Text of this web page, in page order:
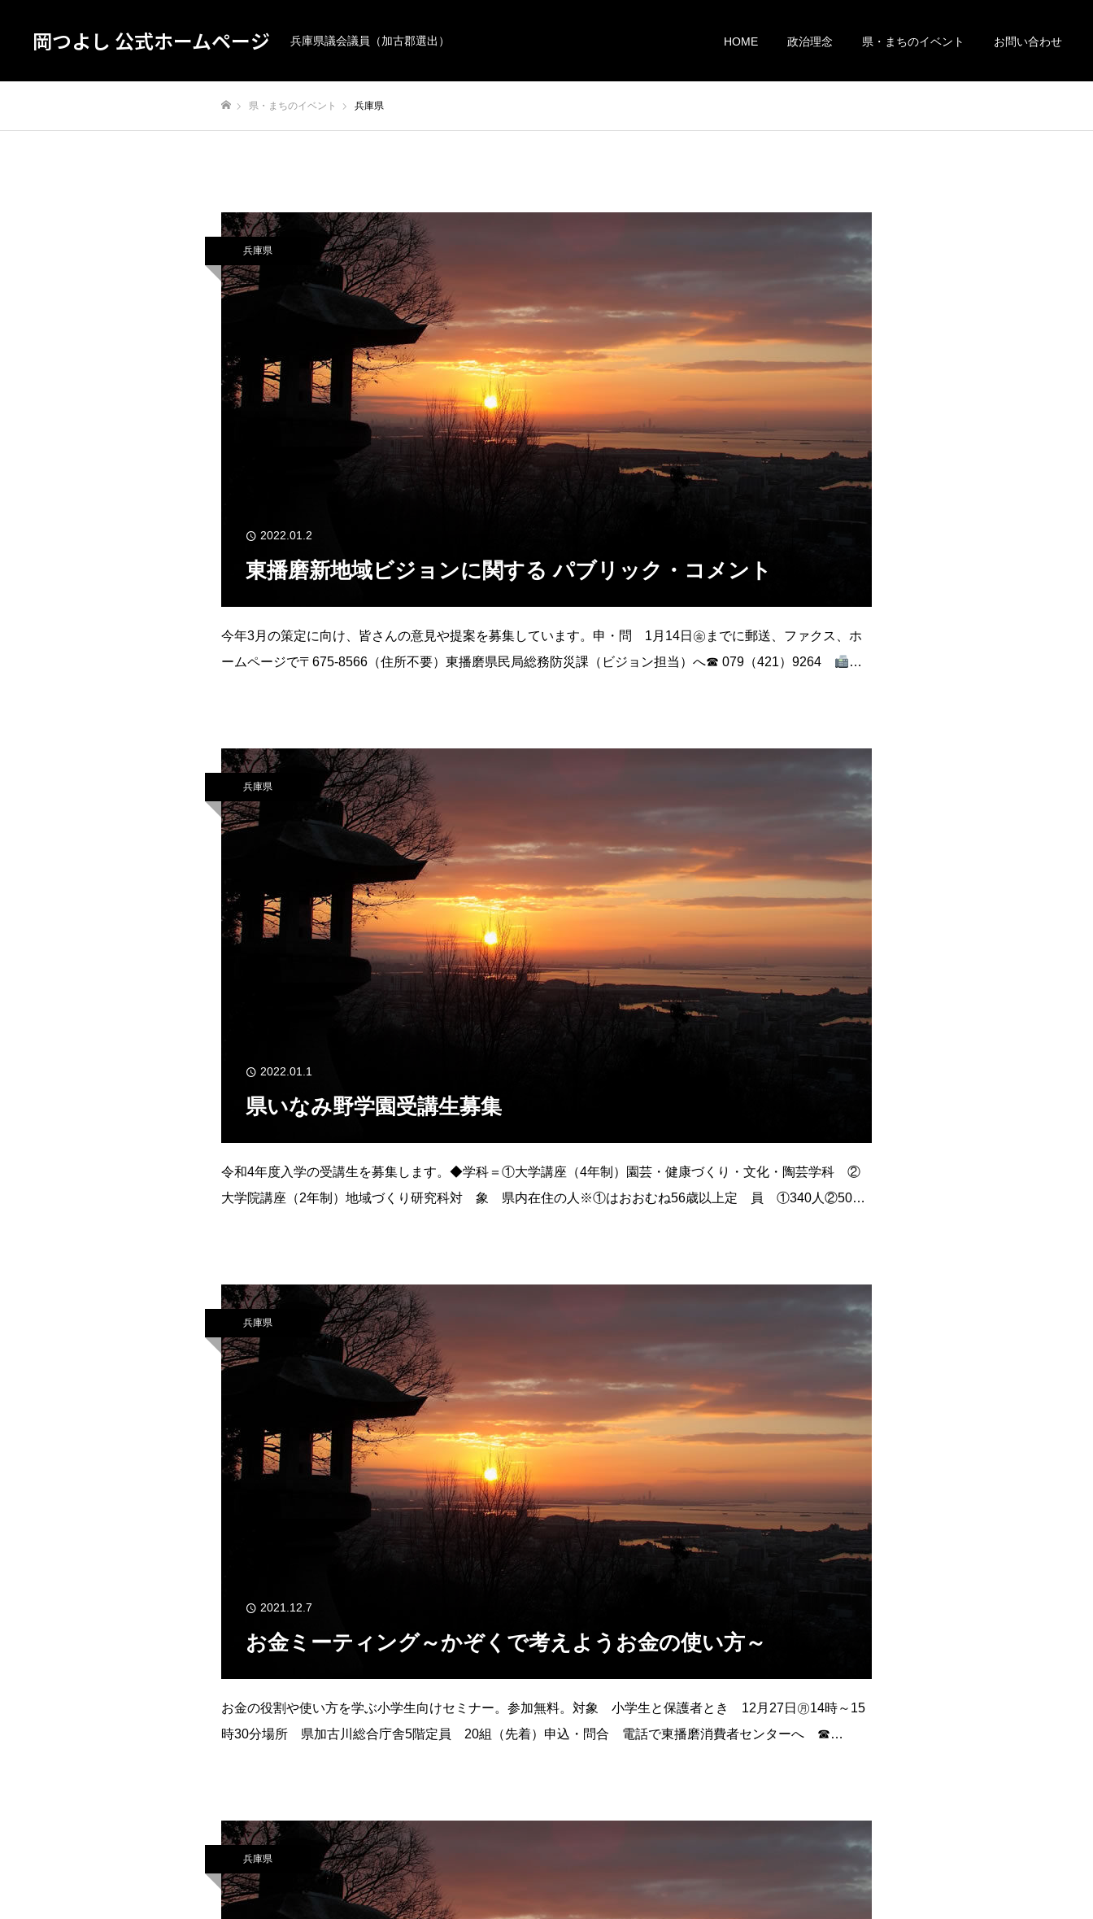
岡つよし 公式ホームページ 兵庫県議会議員（加古郡選出） HOME 政治理念 県・まちのイベント お問い合わせ
県・まちのイベント 兵庫県
兵庫県
2022.01.2
東播磨新地域ビジョンに関する パブリック・コメント
今年3月の策定に向け、皆さんの意見や提案を募集しています。申・問 1月14日㊎までに郵送、ファクス、ホ
ームページで〒675-8566（住所不要）東播磨県民局総務防災課（ビジョン担当）へ☎ 079（421）9264
兵庫県
2022.01.1
県いなみ野学園受講生募集
令和4年度入学の受講生を募集します。◆学科＝①大学講座（4年制）園芸・健康づくり・文化・陶芸学科 ②
大学院講座（2年制）地域づくり研究科対 象 県内在住の人※①はおおむね56歳以上定 員 ①340人②50人
兵庫県
2021.12.7
お金ミーティング～かぞくで考えようお金の使い方～
お金の役割や使い方を学ぶ小学生向けセミナー。参加無料。対象 小学生と保護者とき 12月27日㊊14時～15
時30分場所 県加古川総合庁舎5階定員 20組（先着）申込・問合 電話で東播磨消費者センターへ ☎
兵庫県